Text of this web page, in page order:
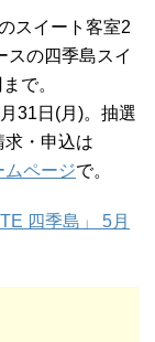
スイート客室2
スの四季島スイ
で。
31日(月)。抽選
・申込は
ムページで。
四季島」 5月